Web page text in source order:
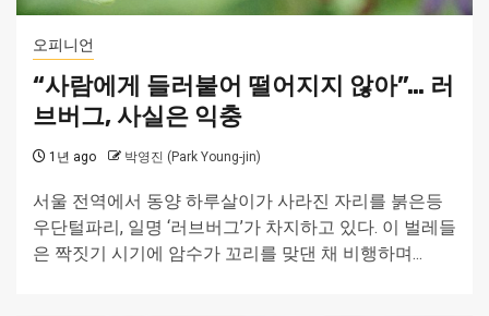
오피니언
“사람에게 들러붙어 떨어지지 않아”… 러
브버그, 사실은 익충
1년 ago 박영진 (Park Young-jin)
서울 전역에서 동양 하루살이가 사라진 자리를 붉은등
우단털파리, 일명 ‘러브버그’가 차지하고 있다. 이 벌레들
은 짝짓기 시기에 암수가 꼬리를 맞댄 채 비행하며...